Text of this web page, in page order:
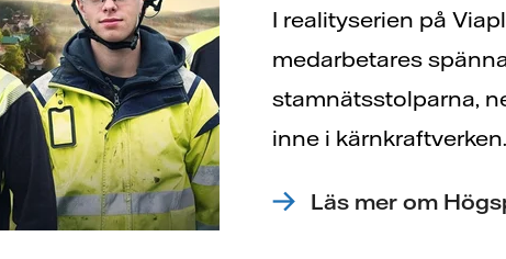
I realityserien på
medarbetares
stamnätsstolparna,
inne i kärnkraftverken.
Läs mer om